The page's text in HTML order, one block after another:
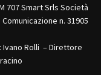
707 Smart Srls Società
n. 31905
Rolli – Direttore